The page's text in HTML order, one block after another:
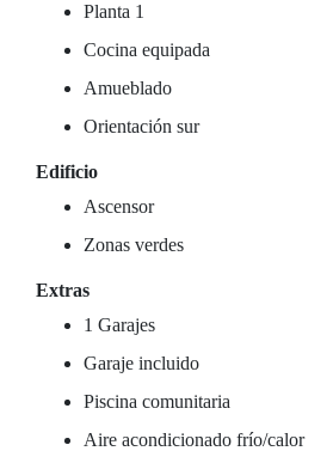
Planta 1
Cocina equipada
Amueblado
Orientación sur
Edificio
Ascensor
Zonas verdes
Extras
1 Garajes
Garaje incluido
Piscina comunitaria
Aire acondicionado frío/calor